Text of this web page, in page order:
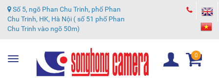
Số 5, ngõ Phan Chu Trinh, phố Phan
Chu Trinh, HK, Hà Nội ( số 51 phố Phan
Chu Trinh vào ngõ 50m)
Toggle
navigation
0